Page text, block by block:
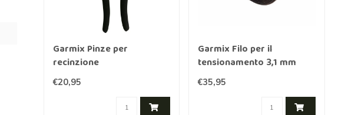
Garmix Pinze per
recinzione
€20,95
Garmix Filo per il
tensionamento 3,1 mm
200 m nero
€35,95